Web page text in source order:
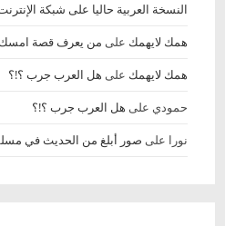
النسخة العربية حاليا على شبكة
همك لايهمك على من يعرف قصة
همك لايهمك على هل العرب جرب ؟!؟
حمودي على هل العرب جرب ؟!؟
نورا على صور أبلغ من الحديث في